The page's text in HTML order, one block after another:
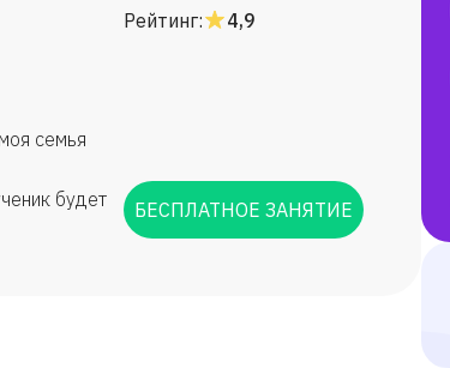
семья
будет
Рейтинг:
4,9
БЕСПЛАТНОЕ ЗАНЯТИЕ